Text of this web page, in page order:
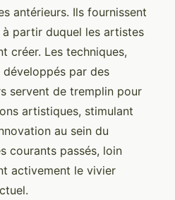
antérieurs. Ils fournissent
partir duquel les artistes
créer. Les techniques,
par des
servent de tremplin pour
artistiques, stimulant
au sein du
courants passés, loin
activement le vivier